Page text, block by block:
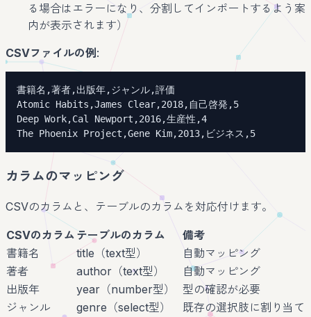
る場合はエラーになり、分割してインポートするよう案
内が表示されます）
CSVファイルの例:
The Phoenix Project,Gene Kim,2013,ビジネス,5
カラムのマッピング
CSVのカラムと、テーブルのカラムを対応付けます。
CSVのカラムテーブルのカラム
備考
書籍名
title（text型）
自動マッピング
著者
author（text型）
自動マッピング
出版年
year（number型）
型の確認が必要
ジャンル
genre（select型）
既存の選択肢に割り当て